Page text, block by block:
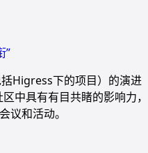
”
Higress下的项目）的演进
中具有有目共睹的影响力，
议和活动。